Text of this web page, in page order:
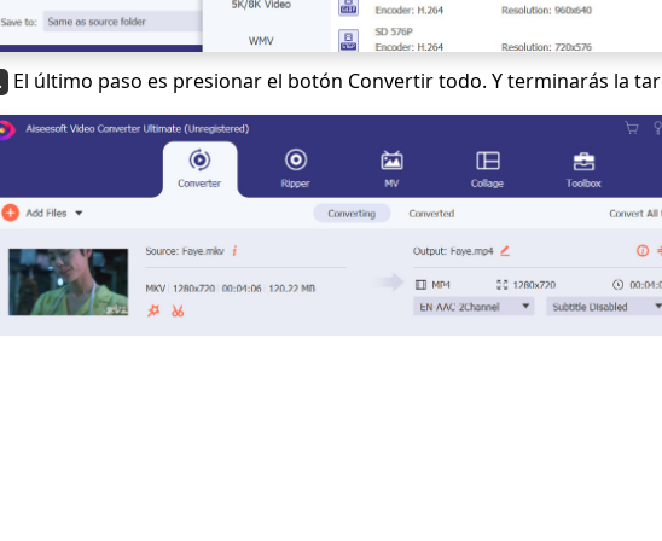
El último paso es presionar el botón Convertir todo. Y terminarás la